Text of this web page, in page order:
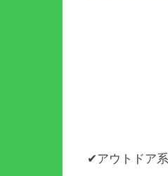
✔アウトドア